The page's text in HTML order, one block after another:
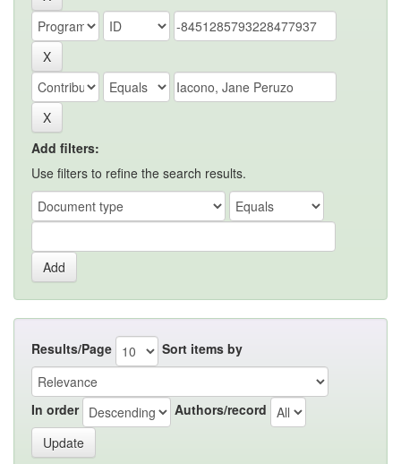
Add filters:
Use filters to refine the search results.
Results/Page Sort items by
In order Authors/record